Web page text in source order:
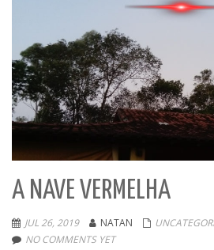
A NAVE VERMELHA
JUL 26, 2019 NATAN
NO COMMENTS YET